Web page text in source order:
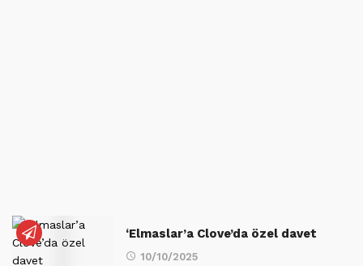
‘Elmaslar’a Clove’da özel davet
10/10/2025